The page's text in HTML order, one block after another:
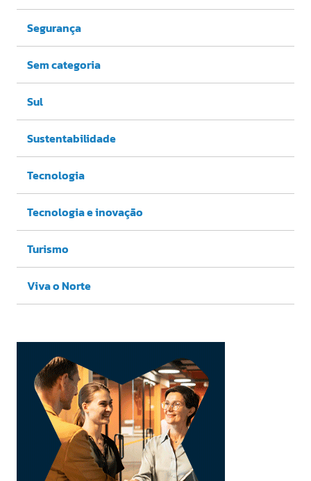
Segurança
Sem categoria
Sul
Sustentabilidade
Tecnologia
Tecnologia e inovação
Turismo
Viva o Norte